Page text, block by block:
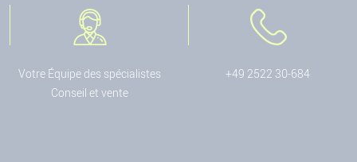
Votre Équipe des spécialistes
Conseil et vente
+49 2522 30-684